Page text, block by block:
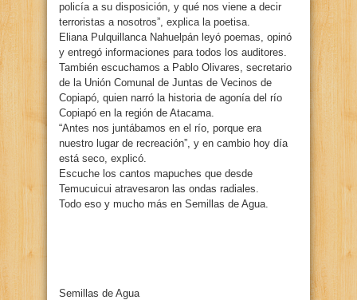
policía a su disposición, y qué nos viene a decir
terroristas a nosotros”, explica la poetisa.
Eliana Pulquillanca Nahuelpán leyó poemas, opinó
y entregó informaciones para todos los auditores.
También escuchamos a Pablo Olivares, secretario
de la Unión Comunal de Juntas de Vecinos de
Copiapó, quien narró la historia de agonía del río
Copiapó en la región de Atacama.
“Antes nos juntábamos en el río, porque era
nuestro lugar de recreación”, y en cambio hoy día
está seco, explicó.
Escuche los cantos mapuches que desde
Temucuicui atravesaron las ondas radiales.
Todo eso y mucho más en Semillas de Agua.
Semillas de Agua